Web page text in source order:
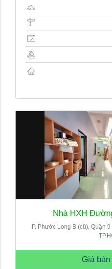
Nhà HXH
P. Phước Long B (cũ), Quận
Giá bán